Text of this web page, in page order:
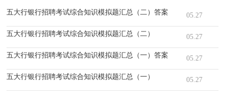
五大行银行招聘考试综合知识模拟题汇总（二）答案 05.27
五大行银行招聘考试综合知识模拟题汇总（二） 05.27
五大行银行招聘考试综合知识模拟题汇总（一）答案 05.27
五大行银行招聘考试综合知识模拟题汇总（一） 05.27